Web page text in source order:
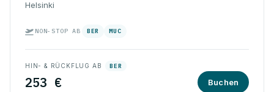
Helsinki
NON-STOP AB BER MUC
HIN- & RÜCKFLUG AB BER
253 € Buchen